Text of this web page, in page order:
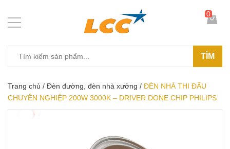
TÌM
0
Trang chủ / Đèn đường, đèn nhà xưởng / ĐÈN NHÀ THI ĐẤU
CHUYÊN NGHIỆP 200W 3000K – DRIVER DONE CHIP PHILIPS